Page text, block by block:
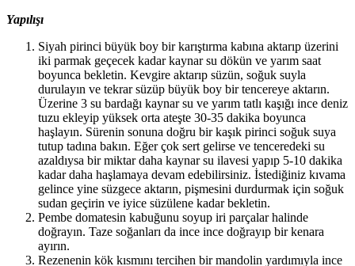
Yapılışı
Siyah pirinci büyük boy bir karıştırma kabına aktarıp üzerini
iki parmak geçecek kadar kaynar su dökün ve yarım saat
boyunca bekletin. Kevgire aktarıp süzün, soğuk suyla
durulayın ve tekrar süzüp büyük boy bir tencereye aktarın.
Üzerine 3 su bardağı kaynar su ve yarım tatlı kaşığı ince deniz
tuzu ekleyip yüksek orta ateşte 30-35 dakika boyunca
haşlayın. Sürenin sonuna doğru bir kaşık pirinci soğuk suya
tutup tadına bakın. Eğer çok sert gelirse ve tenceredeki su
azaldıysa bir miktar daha kaynar su ilavesi yapıp 5-10 dakika
kadar daha haşlamaya devam edebilirsiniz. İstediğiniz kıvama
gelince yine süzgece aktarın, pişmesini durdurmak için soğuk
sudan geçirin ve iyice süzülene kadar bekletin.
Pembe domatesin kabuğunu soyup iri parçalar halinde
doğrayın. Taze soğanları da ince ince doğrayıp bir kenara
ayırın.
Rezenenin kök kısmını tercihen bir mandolin yardımıyla ince